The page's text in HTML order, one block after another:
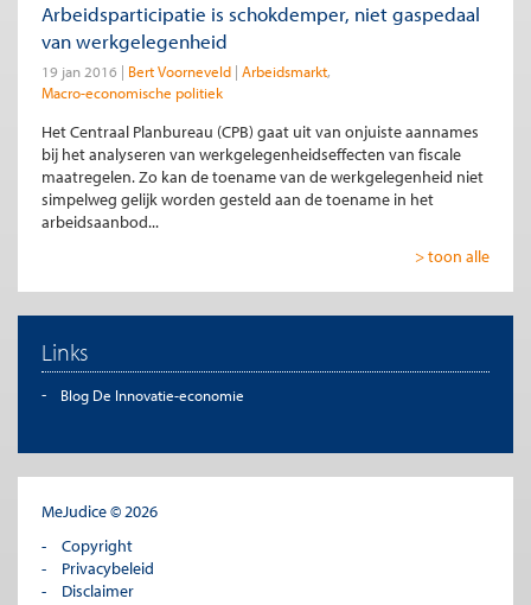
Arbeidsparticipatie is schokdemper, niet gaspedaal
van werkgelegenheid
19 jan 2016 Bert Voorneveld Arbeidsmarkt
Macro-economische politiek
Het Centraal Planbureau (CPB) gaat uit van onjuiste aannames
bij het analyseren van werkgelegenheidseffecten van fiscale
maatregelen. Zo kan de toename van de werkgelegenheid niet
simpelweg gelijk worden gesteld aan de toename in het
arbeidsaanbod...
> toon alle
Links
Blog De Innovatie-economie
MeJudice © 2026
Copyright
Privacybeleid
Disclaimer